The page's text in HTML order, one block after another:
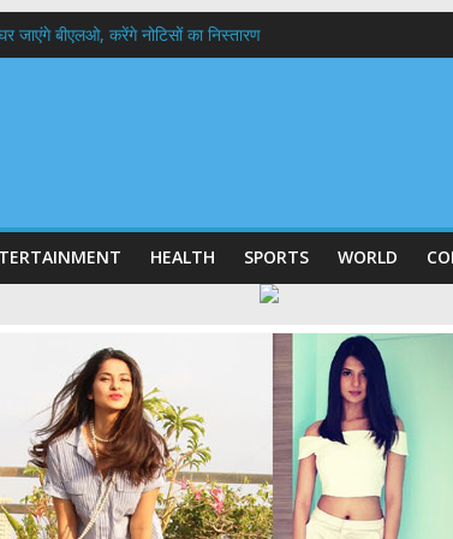
जाएंगे बीएलओ, करेंगे नोटिसों का निस्तारण
रहें अधिकारी-मुख्य सचिव मानसून-एसईओसी से मुख्य सचिव ने की विस्तृत
HEALTH SPORTS WORLD